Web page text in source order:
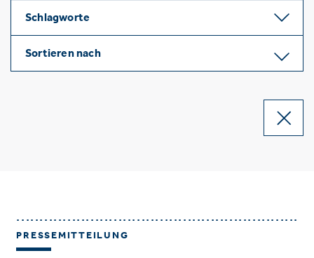
Schlagworte
Sortieren nach
PRESSEMITTEILUNG